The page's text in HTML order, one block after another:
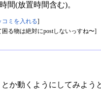
間(放置時間含む)。
コミを入れる
る物は絶対にpostしないっすね〜]
とか動くようにしてみよ